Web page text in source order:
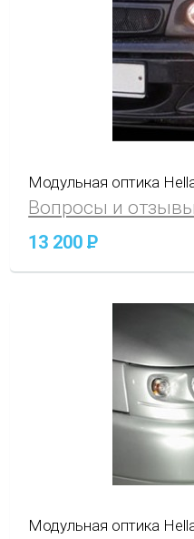
Модульная оптика
Вопросы и
13 200P
Модульная оптика